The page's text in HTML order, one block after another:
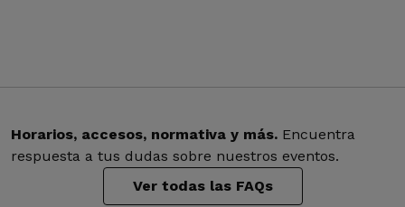
Horarios, accesos, normativa y más. Encuentra
respuesta a tus dudas sobre nuestros eventos.
Ver todas las FAQs